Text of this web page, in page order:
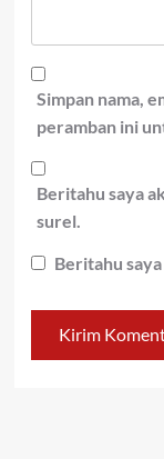
Simpan nama,
peramban ini
Beritahu saya
surel.
Beritahu